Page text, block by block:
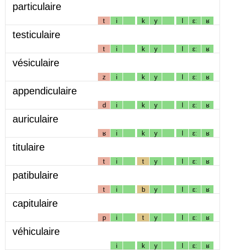
particulaire
t i k y l ɛː ʁ
testiculaire
t i k y l ɛː ʁ
vésiculaire
z i k y l ɛː ʁ
appendiculaire
d i k y l ɛː ʁ
auriculaire
ʁ i k y l ɛː ʁ
titulaire
t i t y l ɛː ʁ
patibulaire
t i b y l ɛː ʁ
capitulaire
p i t y l ɛː ʁ
véhiculaire
i k y l ɛː ʁ